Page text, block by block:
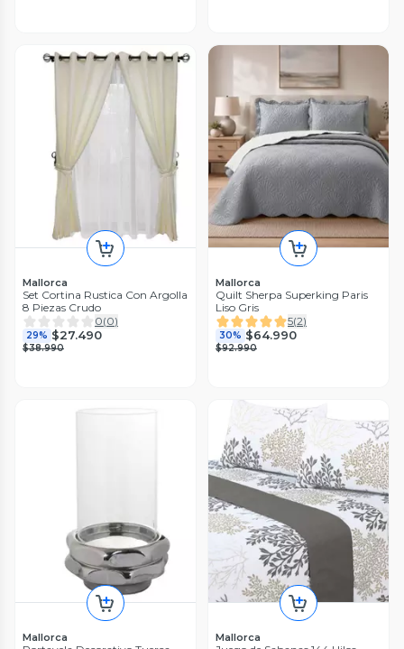
Mallorca
Set Cortina Rustica Con Argolla
8 Piezas Crudo
0(0)
29% $27.490
$38.990
Mallorca
Quilt Sherpa Superking Paris
Liso Gris
5(2)
30% $64.990
$92.990
Mallorca Mallorca